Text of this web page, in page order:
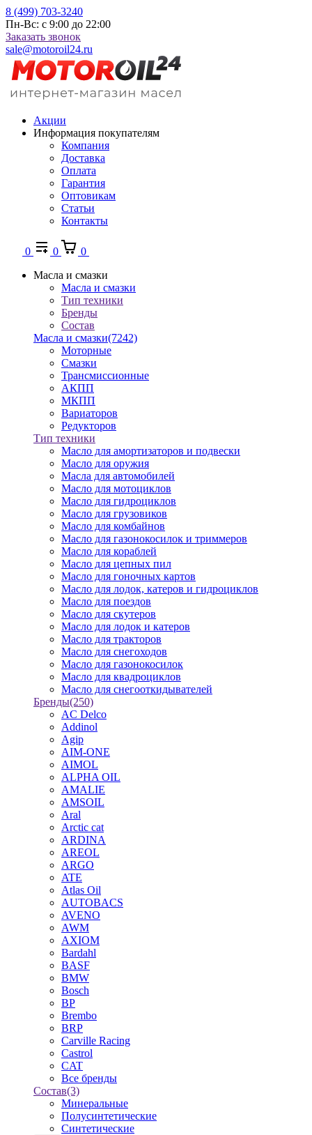
8 (499) 703-3240
Пн-Вс: с 9:00 до 22:00
Заказать звонок
sale@motoroil24.ru
Акции
Информация покупателям
Компания
Доставка
Оплата
Гарантия
Оптовикам
Статьи
Контакты
0 0
0
Масла и смазки
Масла и смазки
Тип техники
Бренды
Состав
Масла и смазки(7242)
Моторные
Смазки
Трансмиссионные
АКПП
МКПП
Вариаторов
Редукторов
Тип техники
Масло для амортизаторов и подвески
Масло для оружия
Масла для автомобилей
Масло для мотоциклов
Масло для гидроциклов
Масло для грузовиков
Масло для комбайнов
Масло для газонокосилок и триммеров
Масло для кораблей
Масло для цепных пил
Масло для гоночных картов
Масло для лодок, катеров и гидроциклов
Масло для поездов
Масло для скутеров
Масло для лодок и катеров
Масло для тракторов
Масло для снегоходов
Масло для газонокосилок
Масло для квадроциклов
Масло для снегооткидывателей
Бренды(250)
AC Delco
Addinol
Agip
AIM-ONE
AIMOL
ALPHA OIL
AMALIE
AMSOIL
Aral
Arctic cat
ARDINA
AREOL
ARGO
ATE
Atlas Oil
AUTOBACS
AVENO
AWM
AXIOM
Bardahl
BASF
BMW
Bosch
BP
Brembo
BRP
Carville Racing
Castrol
CAT
Все бренды
Состав(3)
Минеральные
Полусинтетические
Синтетические